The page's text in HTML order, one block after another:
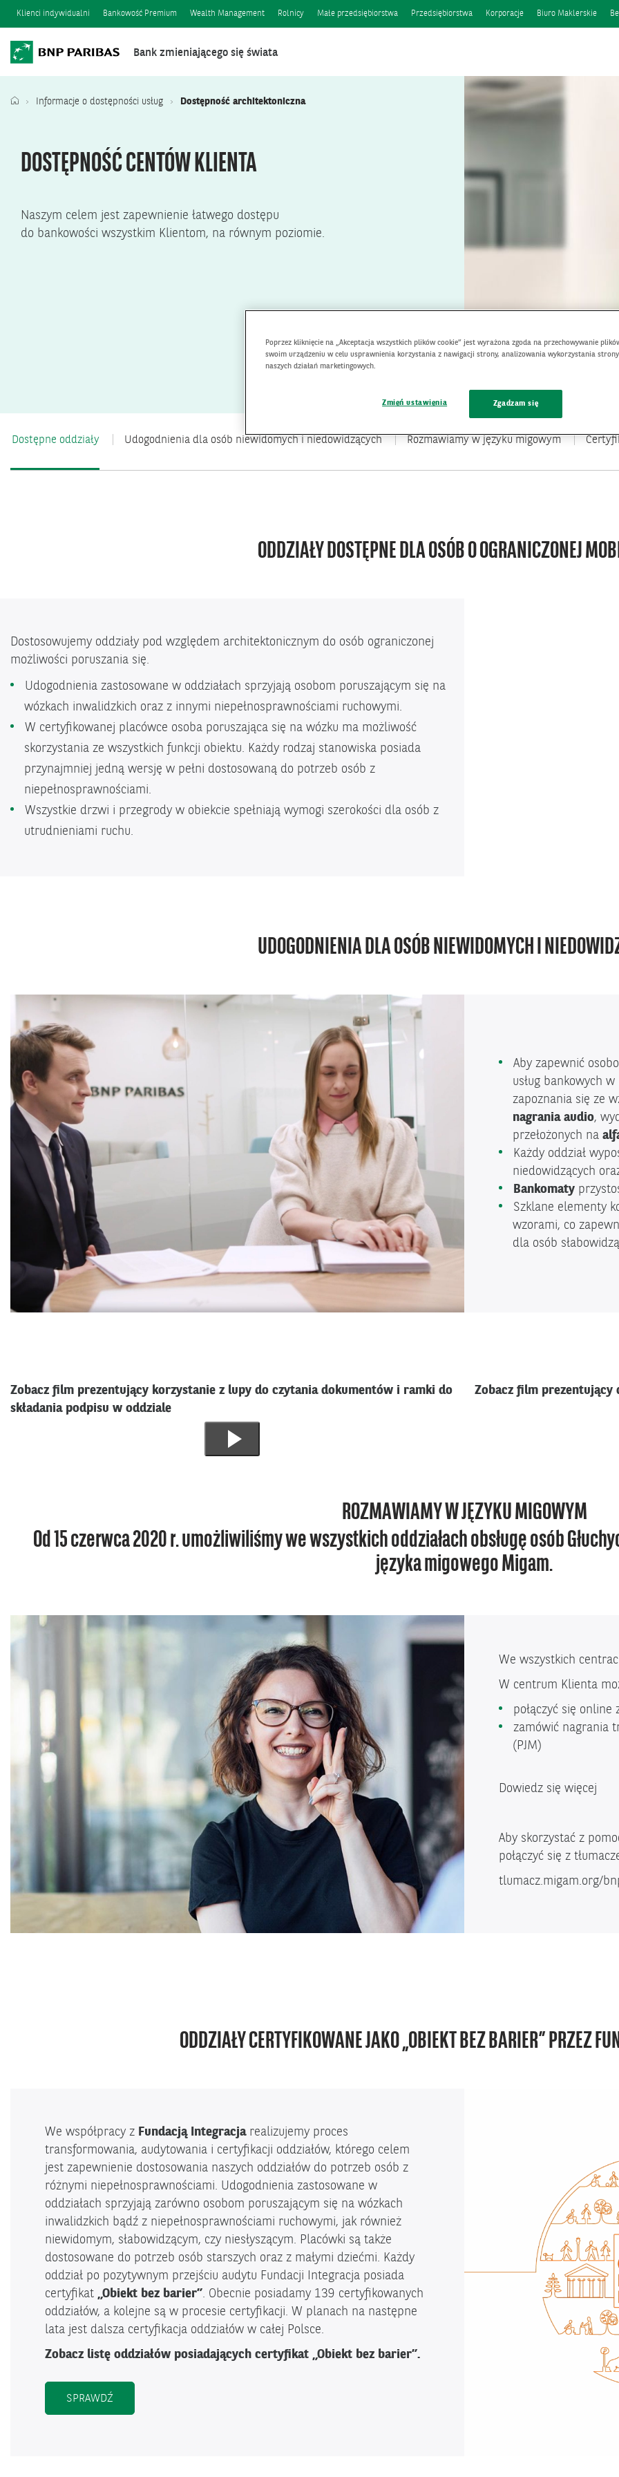
Klienci indywidualni Bankowość Premium Wealth Management Rolnicy Małe przedsiębiorstwa Przedsiębiorstwa Korporacje Biuro Maklerskie
Bank zmieniającego się świata
Informacje o dostępności usług Dostępność architektoniczna
DOSTĘPNOŚĆ CENTÓW KLIENTA
Naszym celem jest zapewnienie łatwego dostępu
do bankowości wszystkim Klientom, na równym poziomie.
Dostępne oddziały Udogodnienia dla osób niewidomych i niedowidzących Rozmawiamy w języku migowym
ODDZIAŁY DOSTĘPNE DLA OSÓB O OGRANICZONEJ
Dostosowujemy oddziały pod względem architektonicznym do osób ograniczonej
możliwości poruszania się.
Udogodnienia zastosowane w oddziałach sprzyjają osobom poruszającym się na
wózkach inwalidzkich oraz z innymi niepełnosprawnościami ruchowymi.
W certyfikowanej placówce osoba poruszająca się na wózku ma możliwość
skorzystania ze wszystkich funkcji obiektu. Każdy rodzaj stanowiska posiada
przynajmniej jedną wersję w pełni dostosowaną do potrzeb osób z
niepełnosprawnościami.
Wszystkie drzwi i przegrody w obiekcie spełniają wymogi szerokości dla osób z
utrudnieniami ruchu.
UDOGODNIENIA DLA OSÓB NIEWIDOMYCH I
Aby zapewnić
usług bankowych
zapoznania się ze
nagrania audio,
przełożonych na
Każdy oddział
niedowidzących
Bankomaty
Szklane elementy
wzorami, co
dla osób
Zobacz film prezentujący korzystanie z lupy do czytania dokumentów i ramki do
składania podpisu w oddziale
Zobacz film prezentujący
Odtworz
materiał
ROZMAWIAMY W JĘZYKU MIGOWYM
Od 15 czerwca 2020 r. umożliwiliśmy we wszystkich oddziałach obsługę osób
języka migowego Migam.
We wszystkich
W centrum Klienta
połączyć się online
zamówić nagrania
(PJM)
Dowiedz się więcej
Aby skorzystać z
połączyć się z
tlumacz.migam.org/
ODDZIAŁY CERTYFIKOWANE JAKO „OBIEKT BEZ BARIER” PRZEZ
We współpracy z Fundacją Integracjarealizujemy proces
transformowania, audytowania i certyfikacji oddziałów, którego celem
jest zapewnienie dostosowania naszych oddziałów do potrzeb osób z
różnymi niepełnosprawnościami. Udogodnienia zastosowane w
oddziałach sprzyjają zarówno osobom poruszającym się na wózkach
inwalidzkich bądź z niepełnosprawnościami ruchowymi, jak również
niewidomym, słabowidzącym, czy niesłyszącym. Placówki są także
dostosowane do potrzeb osób starszych oraz z małymi dziećmi. Każdy
oddział po pozytywnym przejściu audytu Fundacji Integracja posiada
certyfikat „Obiekt bez barier”. Obecnie posiadamy 139 certyfikowanych
oddziałów, a kolejne są w procesie certyfikacji. W planach na następne
lata jest dalsza certyfikacja oddziałów w całej Polsce.
Zobacz listę oddziałów posiadających certyfikat „Obiekt bez barier”.
SPRAWDŹ
Poprzez kliknięcie na „Akceptacja wszystkich plików cookie” jest wyrażona zgoda na przechowywanie
swoim urządzeniu w celu usprawnienia korzystania z nawigacji strony, analizowania wykorzystania
naszych działań marketingowych.
Zmień ustawienia Zgadzam się